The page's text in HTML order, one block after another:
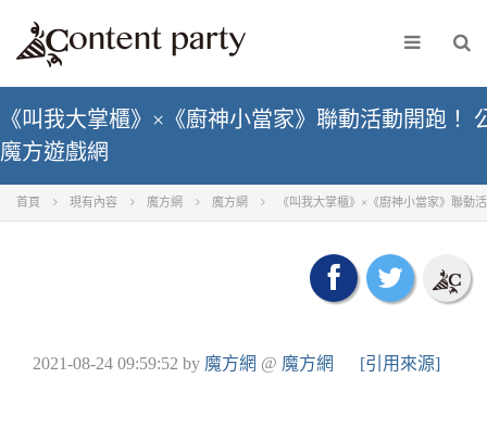
《叫我大掌櫃》×《廚神小當家》聯動活動開跑
魔方遊戲網
首頁 現有內容 魔方網 魔方網 《叫我大掌櫃》×《廚神小當家》聯動
2021-08-24 09:59:52 by 魔方網 @ 魔方網 [引用來源]